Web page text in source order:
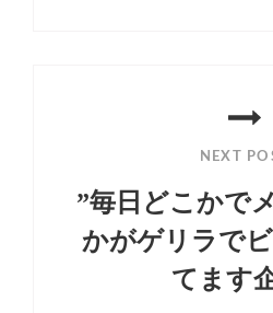
NEXT
”毎日どこかで
かがゲリラで
てます